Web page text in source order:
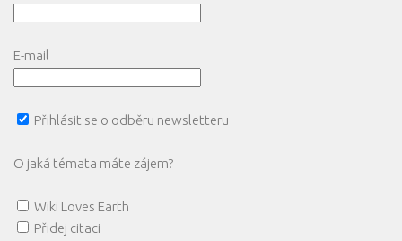
E-mail
Přihlásit se o odběru newsletteru
O jaká témata máte zájem?
Wiki Loves Earth
Přidej citaci